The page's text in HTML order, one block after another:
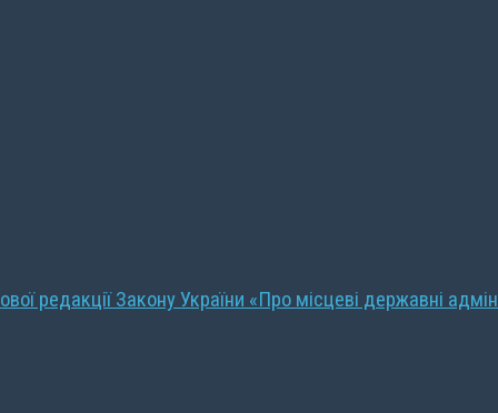
редакції Закону України «Про місцеві державні